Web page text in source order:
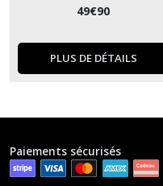
49€90
PLUS DE DÉTAILS
Paiements sécurisés